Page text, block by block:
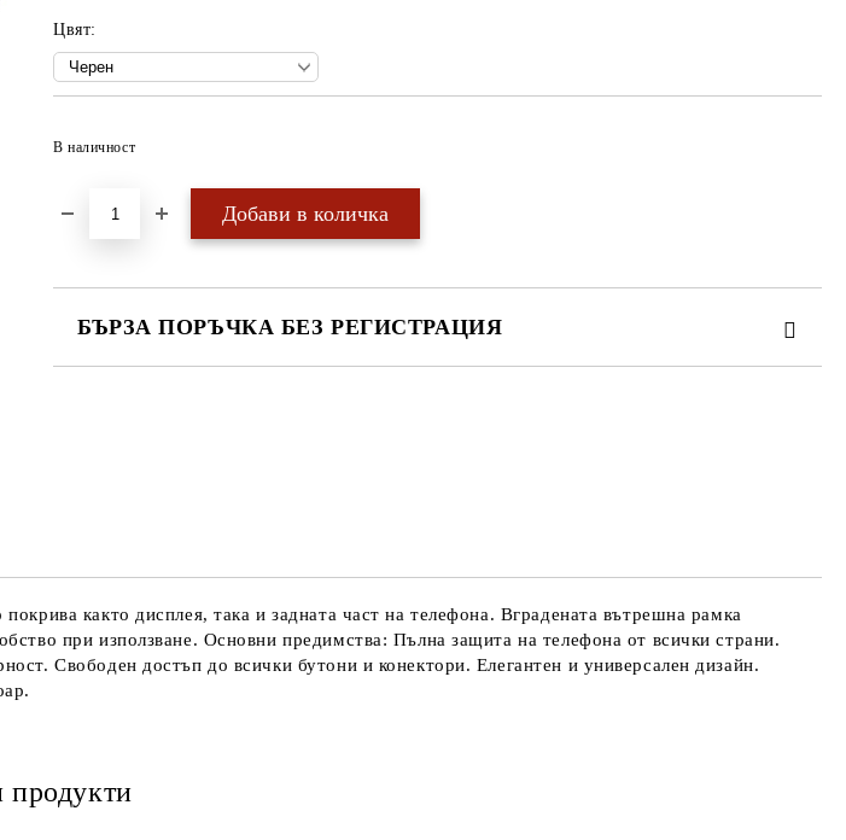
Цвят:
В наличност
БЪРЗА ПОРЪЧКА БЕЗ РЕГИСТРАЦИЯ
както дисплея, така и задната част на телефона. Вградената вътрешна рамка
при използване. Основни предимства: Пълна защита на телефона от всички страни.
Свободен достъп до всички бутони и конектори. Елегантен и универсален дизайн.
продукти